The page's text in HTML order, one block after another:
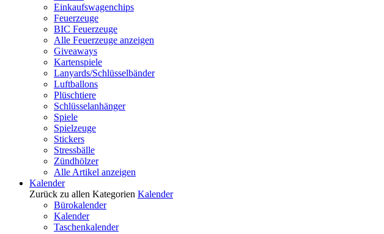
Einkaufswagenchips
Feuerzeuge
BIC Feuerzeuge
Alle Feuerzeuge anzeigen
Giveaways
Kartenspiele
Lanyards/Schlüsselbänder
Luftballons
Plüschtiere
Schlüsselanhänger
Spiele
Spielzeuge
Stickers
Stressbälle
Zündhölzer
Alle Artikel anzeigen
Kalender
Zurück zu allen Kategorien Kalender
Bürokalender
Kalender
Taschenkalender